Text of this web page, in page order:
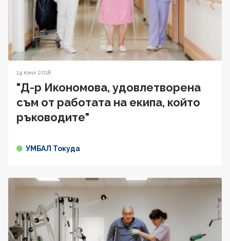
14 юни 2018
"Д-р Икономова, удовлетворена
съм от работата на екипа, който
ръководите"
УМБАЛ Токуда